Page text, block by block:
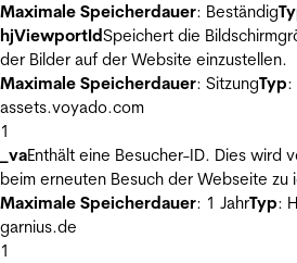
Maximale Speicherdauer: Beständig
hjViewportIdSpeichert die
der Bilder auf der Website einzustellen.
Maximale Speicherdauer: SitzungTyp:
assets.voyado.com
1
_vaEnthält eine Besucher-ID. Dies wird
beim erneuten Besuch der Webseite zu
Maximale Speicherdauer: 1 JahrTyp:
garnius.de
1